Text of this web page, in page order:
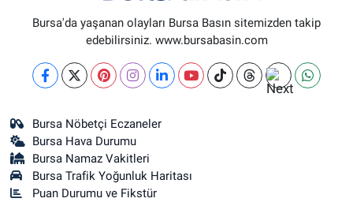
Bursa'da yaşanan olayları Bursa Basın sitemizden takip
edebilirsiniz. www.bursabasin.com
Bursa Nöbetçi Eczaneler
Bursa Hava Durumu
Bursa Namaz Vakitleri
Bursa Trafik Yoğunluk Haritası
Puan Durumu ve Fikstür